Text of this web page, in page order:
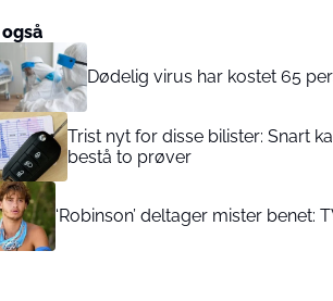
Dødelig virus har kostet 65
Trist nyt for disse bilister: Snart
bestå to prøver
‘Robinson’ deltager mister benet: